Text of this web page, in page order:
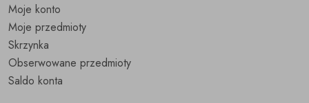
Moje konto
Moje przedmioty
Skrzynka
Obserwowane przedmioty
Saldo konta